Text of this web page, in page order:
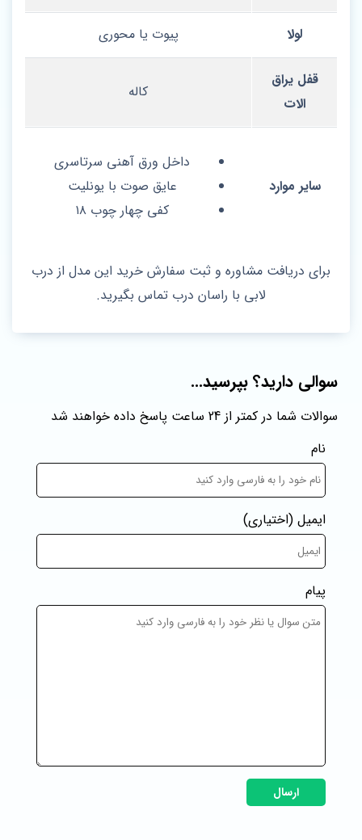
لولا پیوت یا محوری
قفل یراق
الات
کاله
سایر موارد
داخل ورق آهنی سرتاسری
عایق صوت با یونلیت
کفی چهار چوب ۱۸
برای دریافت مشاوره و ثبت سفارش خرید این مدل از درب
لابی با راسان درب تماس بگیرید.
سوالی دارید؟ بپرسید...
سوالات شما در کمتر از 24 ساعت پاسخ داده خواهند شد
نام
ایمیل (اختیاری)
پیام
ارسال